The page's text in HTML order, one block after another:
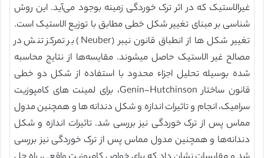
غیرالاستیک که در اثر ترک خوردگی زمینه بوجود می‌آید. این روش
شناسی بر مبنای تغییر شکل خطی مطابق با توزیع الاستیک است.
تغییر شکل ها از انطباق قانون نیبر (Neuber) بر تمرکز تنش در
مصالح غیر الاستیک حاصل میشوند. مقایسه‌ها از نتایج محاسبه
شده بوسیله تحلیل اجزاء محدود با استفاده از شکل دو خطی
قانون ساختار Genin-Hutchinson، برای لمینت های کامپوزیت
سرامیک، انجام و تاثیرات اندازه و شکل دندانه ها و همچنین مدول
مماس پس از ترک خوردگی نیز بررسی شد. تاثیرات اندازه و شکل
دندانه‌ها و همچنین مدول مماس پس از ترک خوردگی نیز بررسی